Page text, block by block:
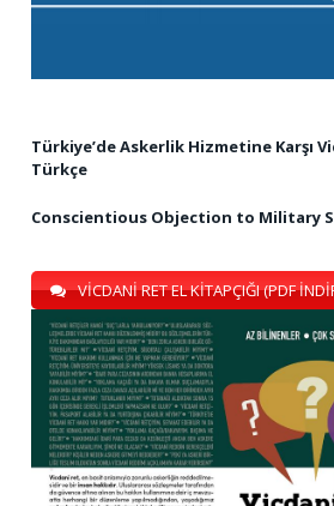
Türkiye’de Askerlik Hizmetine Karşı
Türkçe
Conscientious Objection to Military
VİCDANİ RET EL KİTAPÇIĞI (PDF